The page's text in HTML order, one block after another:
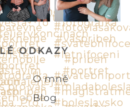
ODKAZY
O mně
Blog